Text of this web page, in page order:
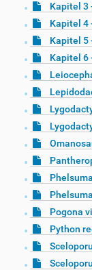
Kapitel 3
Kapitel 4
Kapitel 5
Kapitel 6
Pogona
Python